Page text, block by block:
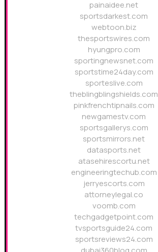
painaidee.net
sportsdarkest.com
webtoon.biz
thesportswires.com
hyungpro.com
sportingnewsnet.com
sportstime24day.com
sporteslive.com
theblingblingshields.com
pinkfrenchtipnails.com
newgamestv.com
sportsgallerys.com
sportsmirrors.net
datasports.net
atasehirescortu.net
engineeringtechub.com
jerryescorts.com
attorneylegal.co
voomb.com
techgadgetpoint.com
tvsportsguide24.com
sportsreviews24.com